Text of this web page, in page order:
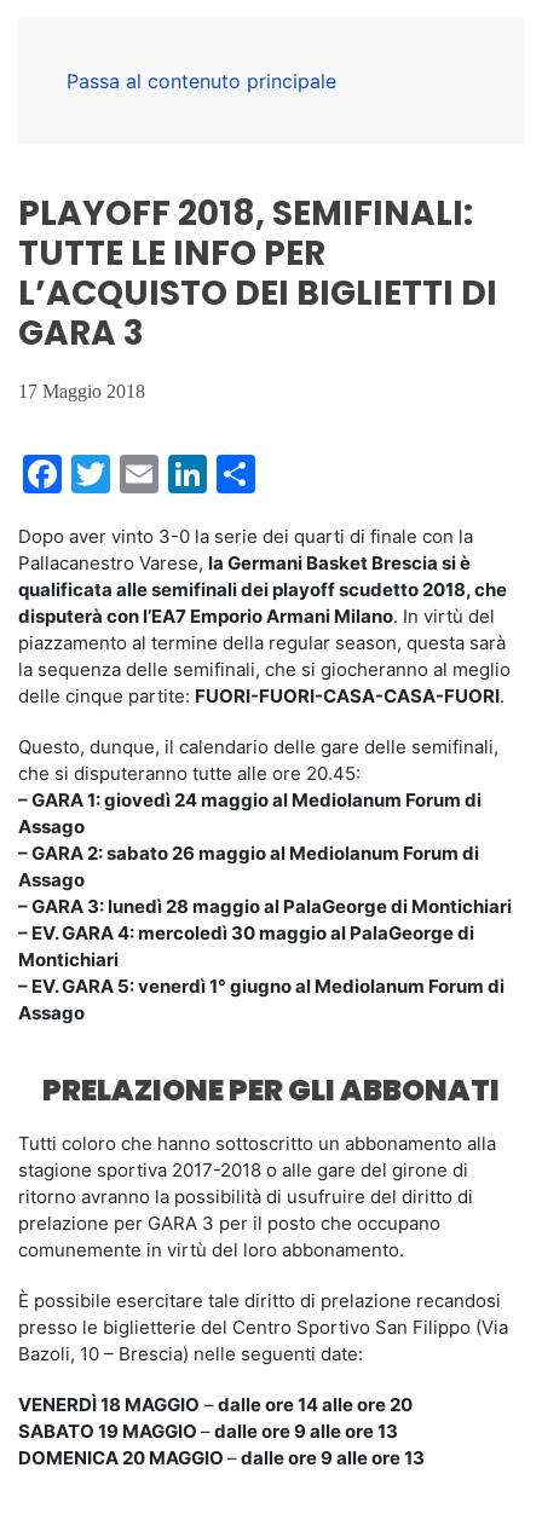
Passa al contenuto principale
PLAYOFF 2018, SEMIFINALI:
TUTTE LE INFO PER
L’ACQUISTO DEI BIGLIETTI DI
GARA 3
17 Maggio 2018
Facebook
Twitter
EmailLinkedIn
Dopo aver vinto 3-0 la serie dei quarti di finale con la
Pallacanestro Varese, la Germani Basket Brescia si è
qualificata alle semifinali dei playoff scudetto 2018, che
disputerà con l’EA7 Emporio Armani Milano. In virtù del
piazzamento al termine della regular season, questa sarà
la sequenza delle semifinali, che si giocheranno al meglio
delle cinque partite: FUORI-FUORI-CASA-CASA-FUORI.
Questo, dunque, il calendario delle gare delle semifinali,
che si disputeranno tutte alle ore 20.45:
– GARA 1: giovedì 24 maggio al Mediolanum Forum di
Assago
– GARA 2: sabato 26 maggio al Mediolanum Forum di
Assago
– GARA 3: lunedì 28 maggio al PalaGeorge di Montichiari
– EV. GARA 4: mercoledì 30 maggio al PalaGeorge di
Montichiari
– EV. GARA 5: venerdì 1° giugno al Mediolanum Forum di
Assago
PRELAZIONE PER GLI ABBONATI
Tutti coloro che hanno sottoscritto un abbonamento alla
stagione sportiva 2017-2018 o alle gare del girone di
ritorno avranno la possibilità di usufruire del diritto di
prelazione per GARA 3 per il posto che occupano
comunemente in virtù del loro abbonamento.
È possibile esercitare tale diritto di prelazione recandosi
presso le biglietterie del Centro Sportivo San Filippo (Via
Bazoli, 10 – Brescia) nelle seguenti date:
VENERDÌ 18 MAGGIO –dalle ore 14 alle ore 20
SABATO 19 MAGGIO –dalle ore 9 alle ore 13
DOMENICA 20 MAGGIO –dalle ore 9 alle ore 13